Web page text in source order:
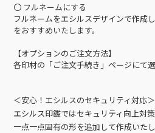
〇 フルネームにする
フルネームをエシルスデザインで作成
をおすすめいたします。
【オプションのご注文方法】
各印材の「ご注文手続き」ページにて選
＜安心！エシルスのセキュリティ対応＞
エシルス印鑑ではセキュリティ向上対策
一点一点固有の形を追加して作成いたし